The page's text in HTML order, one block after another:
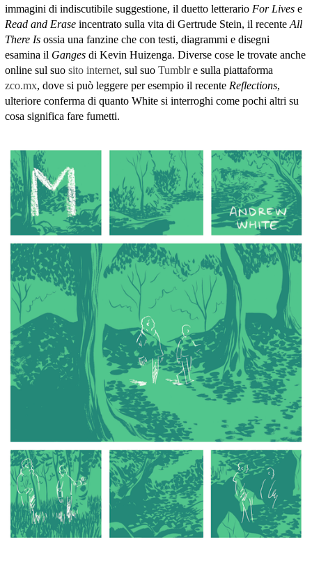
immagini di indiscutibile suggestione, il duetto letterario For Livese
Read and Eraseincentrato sulla vita di Gertrude Stein, il recente All
There Isossia una fanzine che con testi, diagrammi e disegni
esamina il Gangesdi Kevin Huizenga. Diverse cose le trovate anche
online sul suo sito internet, sul suo Tumblre sulla piattaforma
zco.mx, dove si può leggere per esempio il recente Reflections,
ulteriore conferma di quanto White si interroghi come pochi altri su
cosa significa fare fumetti.